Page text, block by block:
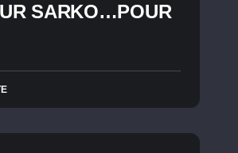
SARKO…POUR